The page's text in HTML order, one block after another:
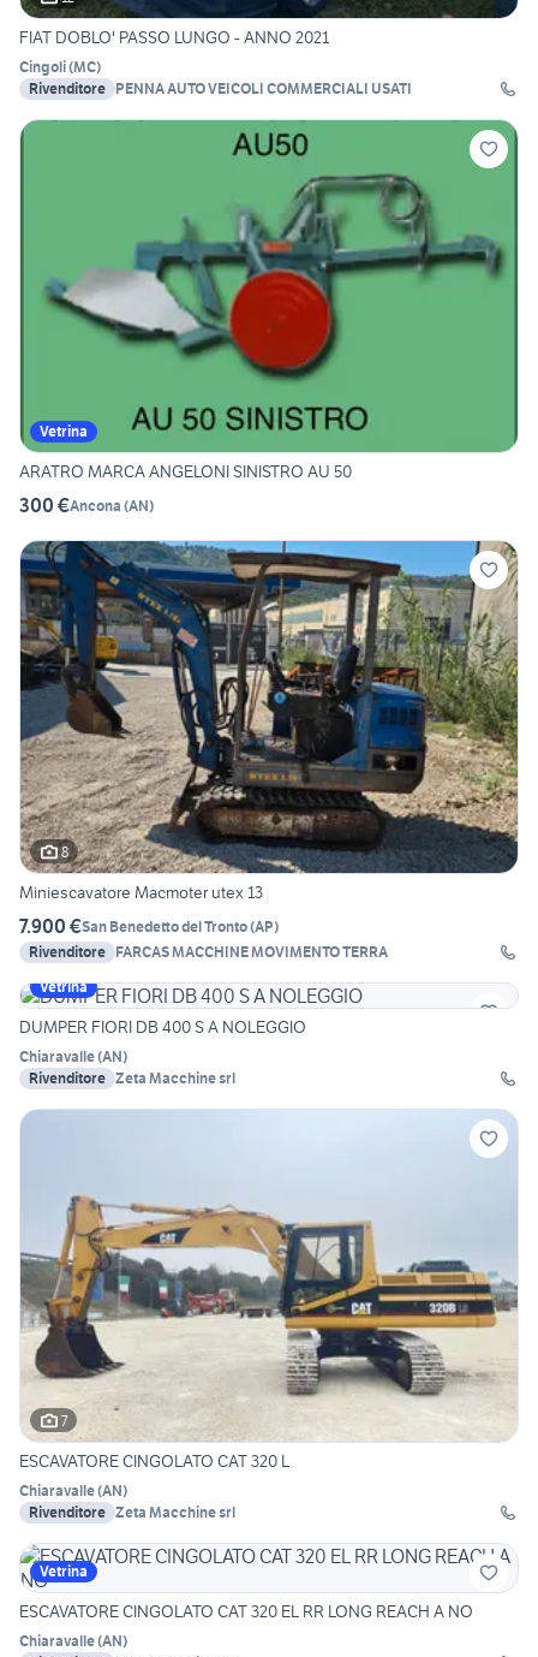
FIAT DOBLO' PASSO LUNGO - ANNO 2021
Cingoli(MC)
Rivenditore PENNA AUTO VEICOLI COMMERCIALI USATI
Vetrina
ARATRO MARCA ANGELONI SINISTRO AU 50
300 €Ancona (AN)
8
Miniescavatore Macmoter utex 13
7.900 €San Benedetto del Tronto(AP)
Rivenditore FARCAS MACCHINE MOVIMENTO TERRA
Vetrina
DUMPER FIORI DB 400 S A NOLEGGIO
Chiaravalle(AN)
Rivenditore Zeta Macchine srl
7
ESCAVATORE CINGOLATO CAT 320 L
Chiaravalle(AN)
Rivenditore Zeta Macchine srl
Vetrina
ESCAVATORE CINGOLATO CAT 320 EL RR LONG REACH A NO
Chiaravalle(AN)